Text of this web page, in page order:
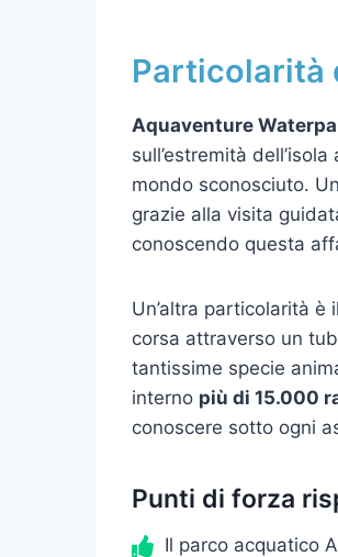
Particolarità
Aquaventure
sull’estremità dell’isola
mondo sconosciuto.
grazie alla visita
conoscendo questa
Un’altra particolarità è il
corsa attraverso un
tantissime specie
interno più di 15.000
conoscere sotto ogni
Punti di forza
Il parco acquatico